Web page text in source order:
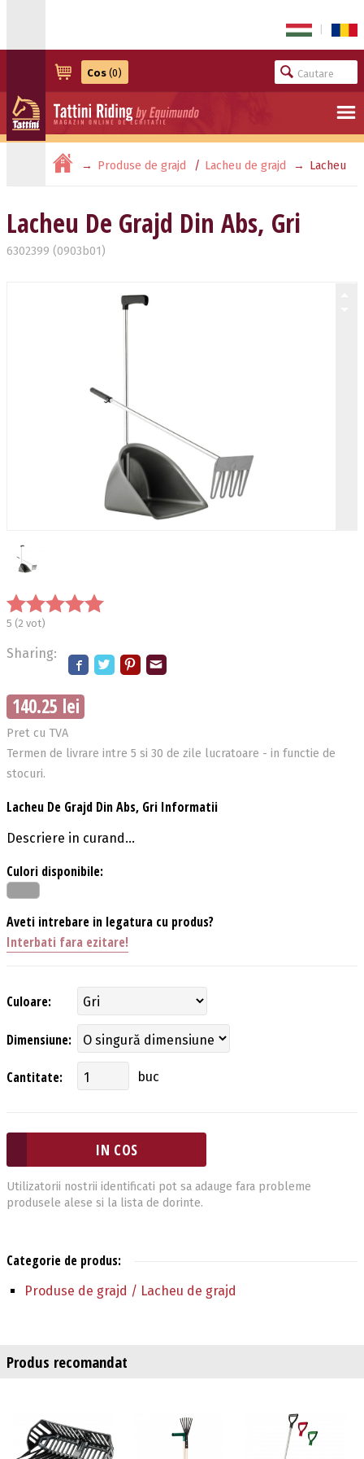
Cos (0)
Produse de grajd Lacheu de grajd Lacheu
Lacheu De Grajd Din Abs, Gri
6302399 (0903b01)
5 (2 vot)
Sharing:
140.25 lei
Pret cu TVA
Termen de livrare intre 5 si 30 de zile lucratoare - in functie de
stocuri.
Lacheu De Grajd Din Abs, Gri Informatii
Descriere in curand...
Culori disponibile:
Aveti intrebare in legatura cu produs?
Interbati fara ezitare!
Culoare:
Dimensiune:
Cantitate: buc
Utilizatorii nostrii identificati pot sa adauge fara probleme
produsele alese si la lista de dorinte.
Categorie de produs:
Produse de grajd / Lacheu de grajd
Produs recomandat